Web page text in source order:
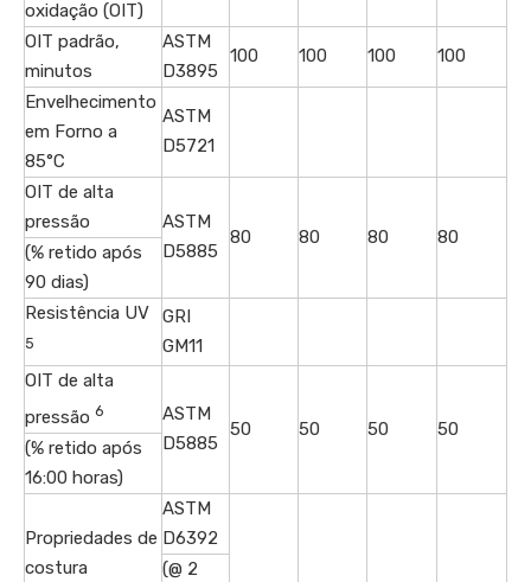
oxidação (OIT)
OIT padrão,
minutos
ASTM
D3895
100 100 100 100
Envelhecimento
em Forno a
85°C
ASTM
D5721
OIT de alta
pressão
ASTM
D5885
80 80 80 80
(% retido após
90 dias)
Resistência UV
5
GRI
GM11
OIT de alta
pressão 6
ASTM
D5885
50 50 50
50
(% retido após
16:00 horas)
Propriedades de
costura
ASTM
D6392
(@ 2